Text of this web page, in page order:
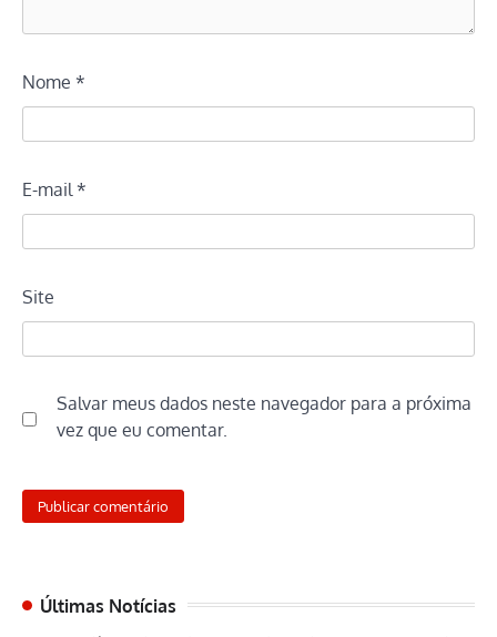
Nome *
E-mail*
Site
Salvar meus dados neste navegador para a próxima
vez que eu comentar.
Últimas Notícias